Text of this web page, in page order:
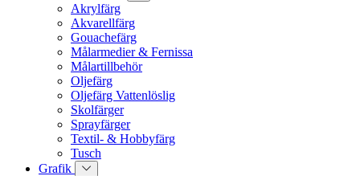
Akrylfärg
Akvarellfärg
Gouachefärg
Målarmedier & Fernissa
Målartillbehör
Oljefärg
Oljefärg Vattenlöslig
Skolfärger
Sprayfärger
Textil- & Hobbyfärg
Tusch
Grafik